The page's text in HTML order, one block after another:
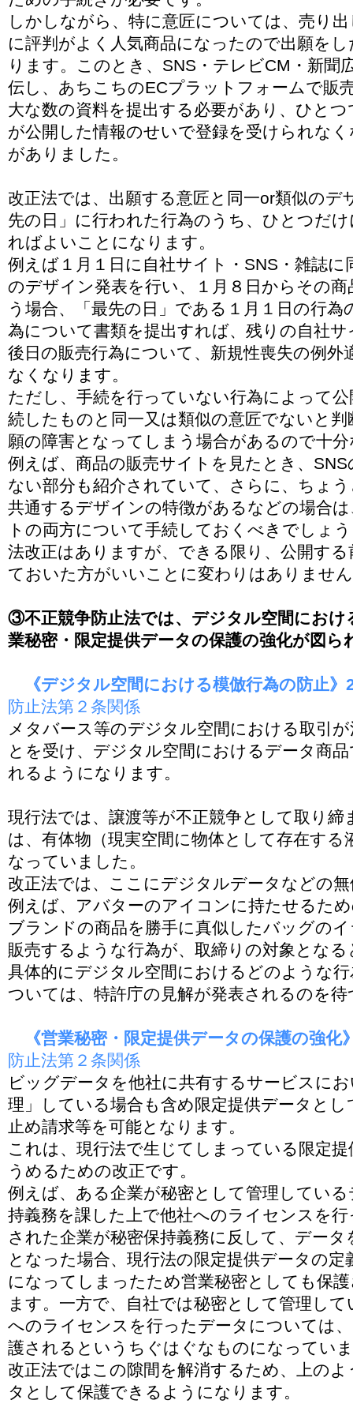
しかしながら、特に意匠については、売り
に評判がよく人気商品になったので出願を
ります。このとき、SNS・テレビCM・新聞
伝し、あちこちのECプラットフォームで販
大な数の資料を提出する必要があり、ひと
が公開した情報のせいで登録を受けられな
がありました。
改正法では、出願する意匠と同一or類似のデ
先の日」に行われた行為のうち、ひとつだ
ればよいことになります。
例えば１月１日に自社サイト・SNS・雑誌に
のデザイン発表を行い、１月８日からその
う場合、「最先の日」である１月１日の行為
為について書類を提出すれば、残りの自社
後日の販売行為について、新規性喪失の例外
なくなります。
ただし、手続を行っていない行為によって
続したものと同一又は類似の意匠でないと
願の障害となってしまう場合があるので十
例えば、商品の販売サイトを見たとき、
ない部分も紹介されていて、さらに、ちょ
共通するデザインの特徴があるなどの場合
トの両方について手続しておくべきでしょ
法改正はありますが、できる限り、公開す
ておいた方がいいことに変わりはありませ
③不正競争防止法では、デジタル空間におけ
業秘密・限定提供データの保護の強化が図ら
《デジタル空間における模倣行為の防止》
防止法第２条関係
メタバース等のデジタル空間における取引
とを受け、デジタル空間におけるデータ商
れるようになります。
現行法では、譲渡等が不正競争として取り締
は、有体物（現実空間に物体として存在する
なっていました。
改正法では、ここにデジタルデータなどの
例えば、アバターのアイコンに持たせるた
ブランドの商品を勝手に真似したバッグの
販売するような行為が、取締りの対象とな
具体的にデジタル空間におけるどのような
ついては、特許庁の見解が発表されるのを
《営業秘密・限定提供データの保護の強化
防止法第２条関係
ビッグデータを他社に共有するサービスに
理」している場合も含め限定提供データとし
止め請求等を可能となります。
これは、現行法で生じてしまっている限定
うめるための改正です。
例えば、ある企業が秘密として管理してい
持義務を課した上で他社へのライセンスを
された企業が秘密保持義務に反して、デー
となった場合、現行法の限定提供データの
になってしまったため営業秘密としても保
ます。一方で、自社では秘密として管理し
へのライセンスを行ったデータについては
護されるというちぐはぐなものになってい
改正法ではこの隙間を解消するため、上の
タとして保護できるようになります。